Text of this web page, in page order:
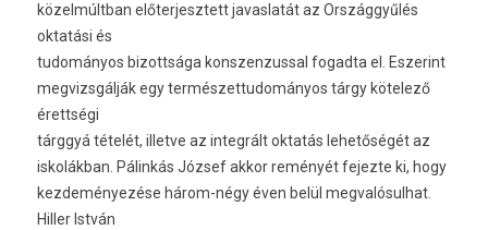
közelmúltban előterjesztett javaslatát az Országgyűlés
oktatási és
tudományos bizottsága konszenzussal fogadta el. Eszerint
megvizsgálják egy természettudományos tárgy kötelező
érettségi
tárggyá tételét, illetve az integrált oktatás lehetőségét az
iskolákban. Pálinkás József akkor reményét fejezte ki, hogy
kezdeményezése három-négy éven belül megvalósulhat.
Hiller István